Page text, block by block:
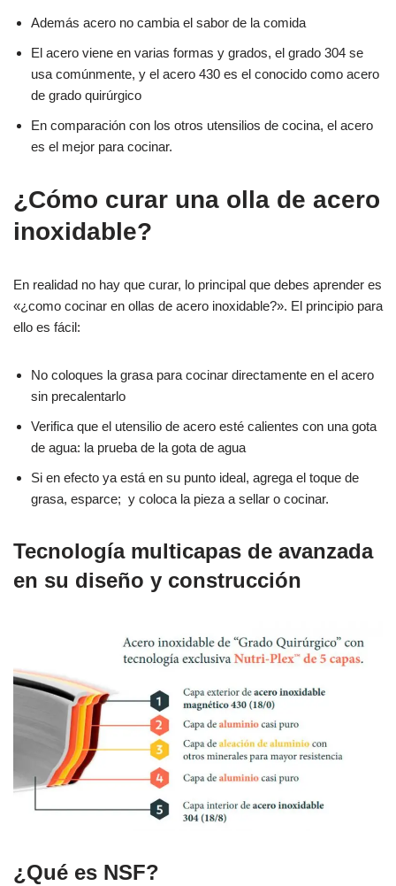
Además acero no cambia el sabor de la comida
El acero viene en varias formas y grados, el grado 304 se
usa comúnmente, y el acero 430 es el conocido como acero
de grado quirúrgico
En comparación con los otros utensilios de cocina, el acero
es el mejor para cocinar.
¿Cómo curar una olla de acero
inoxidable?
En realidad no hay que curar, lo principal que debes aprender es
«¿como cocinar en ollas de acero inoxidable?». El principio para
ello es fácil:
No coloques la grasa para cocinar directamente en el acero
sin precalentarlo
Verifica que el utensilio de acero esté calientes con una gota
de agua: la prueba de la gota de agua
Si en efecto ya está en su punto ideal, agrega el toque de
grasa, esparce; y coloca la pieza a sellar o cocinar.
Tecnología multicapas de avanzada
en su diseño y construcción
¿Qué es NSF?